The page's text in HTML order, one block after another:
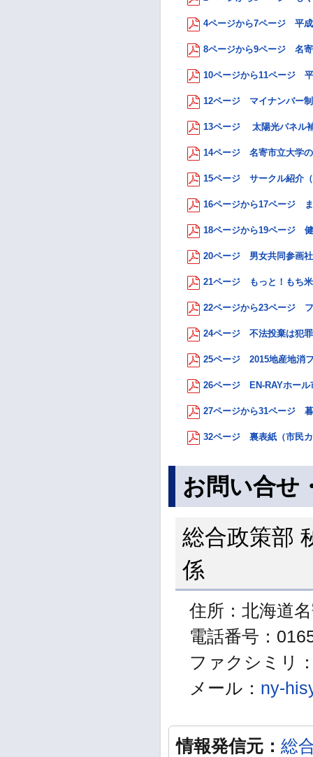
4ページから7ページ 平成
8ページから9ページ 名寄
10ページから11ページ
12ページ マイナンバー
13ページ 太陽光パネル補
14ページ 名寄市立大学の
15ページ サークル紹介（
16ページから17ページ
18ページから19ページ
20ページ 男女共同参画社
21ページ もっと！もち
22ページから23ページ フ
24ページ 不法投棄は犯
25ページ 2015地産地消
26ページ EN-RAYホール
27ページから31ページ
32ページ 裏表紙（市民
お問い合せ
総合政策部
係
住所：北海道
電話番号：
ファクシミリ
メール： ny-
情報発信元： 総